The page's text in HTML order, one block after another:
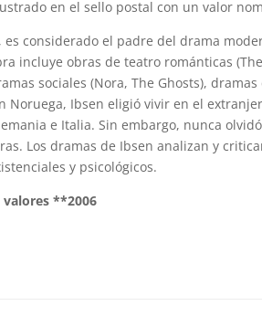
en el sello postal con un valor
considerado el padre del drama
incluye obras de teatro románticas
sociales (Nora, The Ghosts),
Noruega, Ibsen eligió vivir en el
e Italia. Sin embargo, nunca
Los dramas de Ibsen analizan y
y psicológicos.
valores **2006